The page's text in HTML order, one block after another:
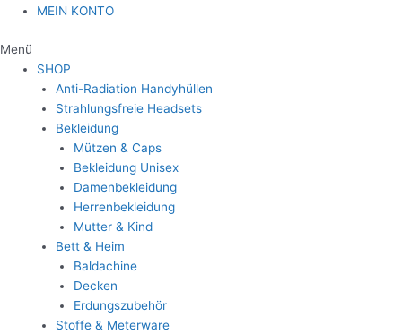
MEIN KONTO
Menü
SHOP
Anti-Radiation Handyhüllen
Strahlungsfreie Headsets
Bekleidung
Mützen & Caps
Bekleidung Unisex
Damenbekleidung
Herrenbekleidung
Mutter & Kind
Bett & Heim
Baldachine
Decken
Erdungszubehör
Stoffe & Meterware